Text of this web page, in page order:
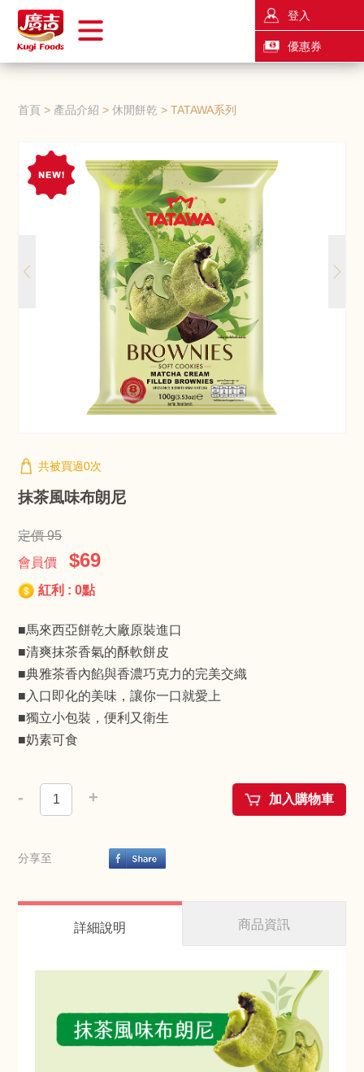
登入
優惠券
首頁 產品介紹 休閒餅乾 TATAWA系列
共被買過0次
抹茶風味布朗尼
定價 95
會員價
$69
紅利 : 0點
■馬來西亞餅乾大廠原裝進口
■清爽抹茶香氣的酥軟餅皮
■典雅茶香內餡與香濃巧克力的完美交織
■入口即化的美味，讓你一口就愛上
■獨立小包裝，便利又衛生
■奶素可食
- + 加入購物車
分享至
詳細說明 商品資訊